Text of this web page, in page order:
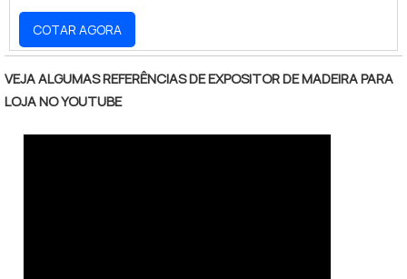
cromado ou não, a versão com barra dupla
oferece excelente resistência de uso,
suportando pesos de aproximadamente
30kg dependendo do tipo. A presença de
peças de aço também confere ao produto
COTAR AGORA
VEJA ALGUMAS REFERÊNCIAS DE EXPOSITOR DE MADEIRA PARA
LOJA NO YOUTUBE